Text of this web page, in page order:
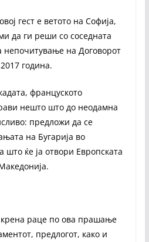
гест е ветото на Софија,
да ги реши со соседната
непочитување на Договорот
година.
француското
нешто што до неодамна
предложи да се
на Бугарија во
што ќе ја отвори Европската
раце по ова прашање
предлогот, како и